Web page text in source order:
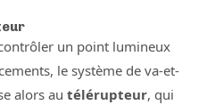
un point lumineux
le système de va-et-
alors au télérupteur, qui